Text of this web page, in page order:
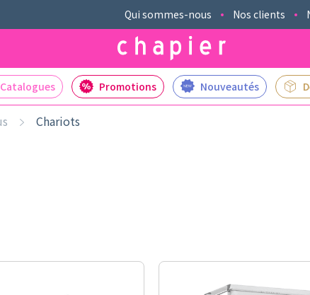
Qui sommes-nous Nos clients
Catalogues Promotions Nouveautés
Chariots